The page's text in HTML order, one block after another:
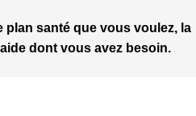
plan santé que vous voulez, la
dont vous avez besoin.